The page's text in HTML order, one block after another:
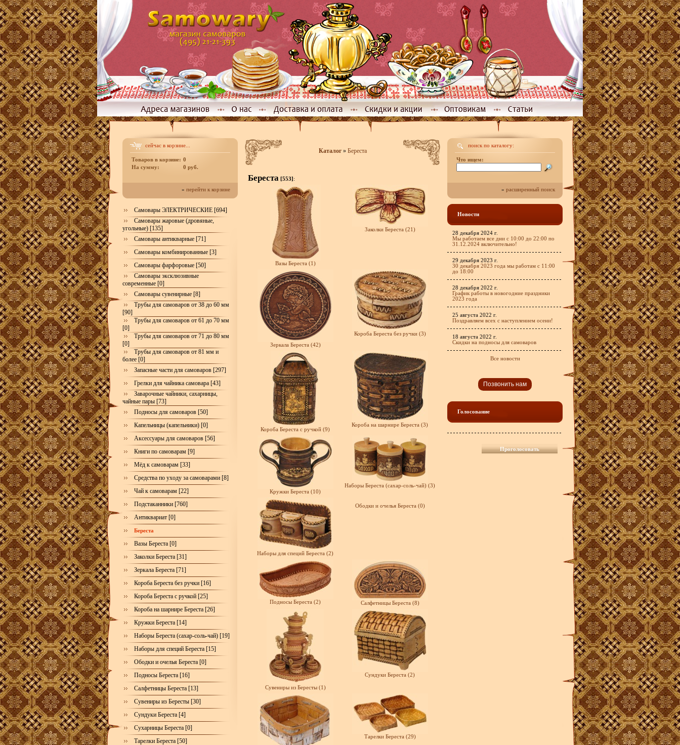
сейчас в корзине...
Товаров в корзине: 0
На сумму:
0 руб.
» перейти к корзине
Самовары ЭЛЕКТРИЧЕСКИЕ [694]
Самовары жаровые (дровяные,
угольные) [135]
Самовары антикварные [71]
Самовары комбинированные [3]
Самовары фарфоровые [50]
Самовары эксклюзивные
современные [0]
Самовары сувенирные [8]
Трубы для самоваров от 38 до 60 мм
[90]
Трубы для самоваров от 61 до 70 мм
[0]
Трубы для самоваров от 71 до 80 мм
[0]
Трубы для самоваров от 81 мм и
более [0]
Запасные части для самоваров [297]
Грелки для чайника самовара [43]
Заварочные чайники, сахарницы,
чайные пары [73]
Подносы для самоваров [50]
Капельницы (капельники) [0]
Аксессуары для самоваров [56]
Книги по самоварам [9]
Мёд к самоварам [33]
Средства по уходу за самоварами [8]
Чай к самоварам [22]
Подстаканники [760]
Антиквариат [0]
Береста
Вазы Береста [0]
Заколки Береста [31]
Зеркала Береста [71]
Короба Береста без ручки [16]
Короба Береста с ручкой [25]
Короба на шарнире Береста [26]
Кружки Береста [14]
Наборы Береста (сахар-соль-чай) [19]
Наборы для специй Береста [15]
Ободки и очелья Береста [0]
Подносы Береста [16]
Салфетницы Береста [13]
Сувениры из Бересты [30]
Сундуки Береста [4]
Сухарницы Береста [0]
Тарелки Береста [50]
Каталог» Береста
Береста [553] :
Вазы Береста (1)
Заколки Береста (21)
Зеркала Береста (42)
Короба Береста без ручки (3)
Короба Береста с ручкой (9)
Короба на шарнире Береста (3)
Кружки Береста (10)
Наборы Береста (сахар-соль-чай) (3)
Наборы для специй Береста (2)
Ободки и очелья Береста (0)
Подносы Береста (2) Салфетницы Береста (8)
Сувениры из Бересты (1)
Сундуки Береста (2)
Тарелки Береста (29)
поиск по каталогу:
Что ищем:
» расширенный поиск
Новости
28 декабря 2024 г.
Мы работаем все дни с 10:00 до 22:00 по
31.12.2024 включительно!
29 декабря 2023 г.
30 декабря 2023 года мы работам с 11:00
до 18:00
28 декабря 2022 г.
График работы в новогодние праздники
2023 года
25 августа 2022 г.
Поздравляем всех с наступлением осени!
18 августа 2022 г.
Скидки на подносы для самоваров
Все новости
Позвонить нам
Голосование